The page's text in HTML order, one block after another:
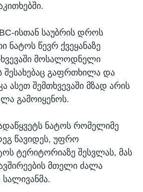
ისთან საუბრის დროს
ნატოს წევრ ქვეყანაზე
მოსალოდნელი
შესახებაც გაფრთხილა და
ასეთ შემთხვევაში მზად არის
გამოიყენოს.
ნატოს რომელიმე
წავიდეს, უფრო
ტერიტორიაზე შესვლას, მას
მთელი ძალა
სალივანმა.